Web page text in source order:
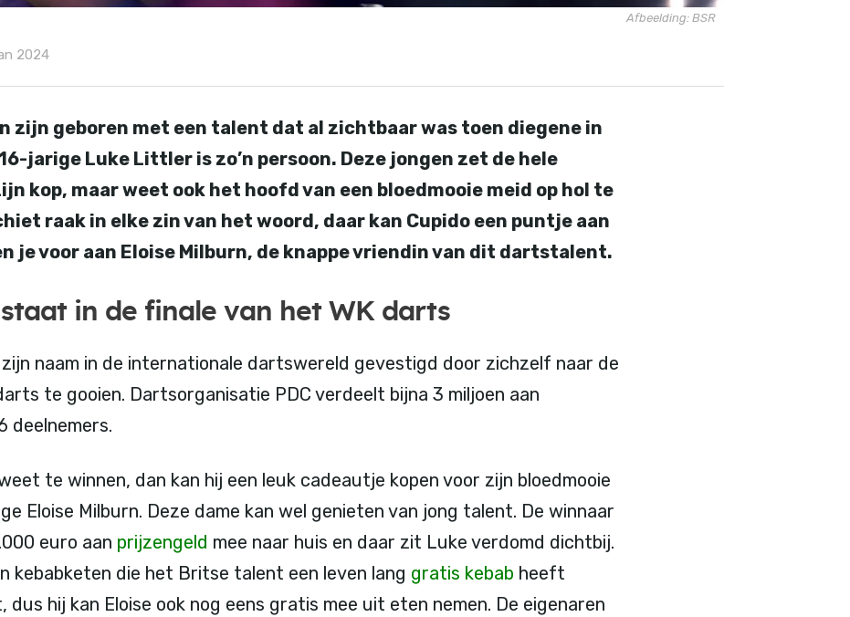
Afbeelding: BSR
2024
zijn geboren met een talent dat al zichtbaar was toen diegene in
jarige Luke Littler is zo’n persoon. Deze jongen zet de hele
kop, maar weet ook het hoofd van een bloedmooie meid op hol te
raak in elke zin van het woord, daar kan Cupido een puntje aan
je voor aan Eloise Milburn, de knappe vriendin van dit dartstalent.
in de finale van het WK darts
naam in de internationale dartswereld gevestigd door zichzelf naar de
te gooien. Dartsorganisatie PDC verdeelt bijna 3 miljoen aan
deelnemers.
te winnen, dan kan hij een leuk cadeautje kopen voor zijn bloedmooie
Eloise Milburn. Deze dame kan wel genieten van jong talent. De winnaar
euro aan prijzengeld mee naar huis en daar zit Luke verdomd dichtbij.
kebabketen die het Britse talent een leven lang gratis kebab heeft
dus hij kan Eloise ook nog eens gratis mee uit eten nemen. De eigenaren